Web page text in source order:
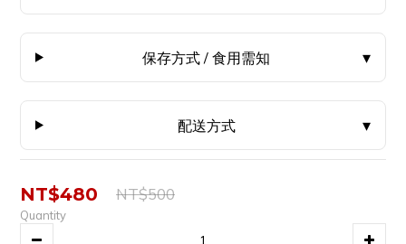
保存方式 / 食用需知
配送方式
NT$480 NT$500
Quantity